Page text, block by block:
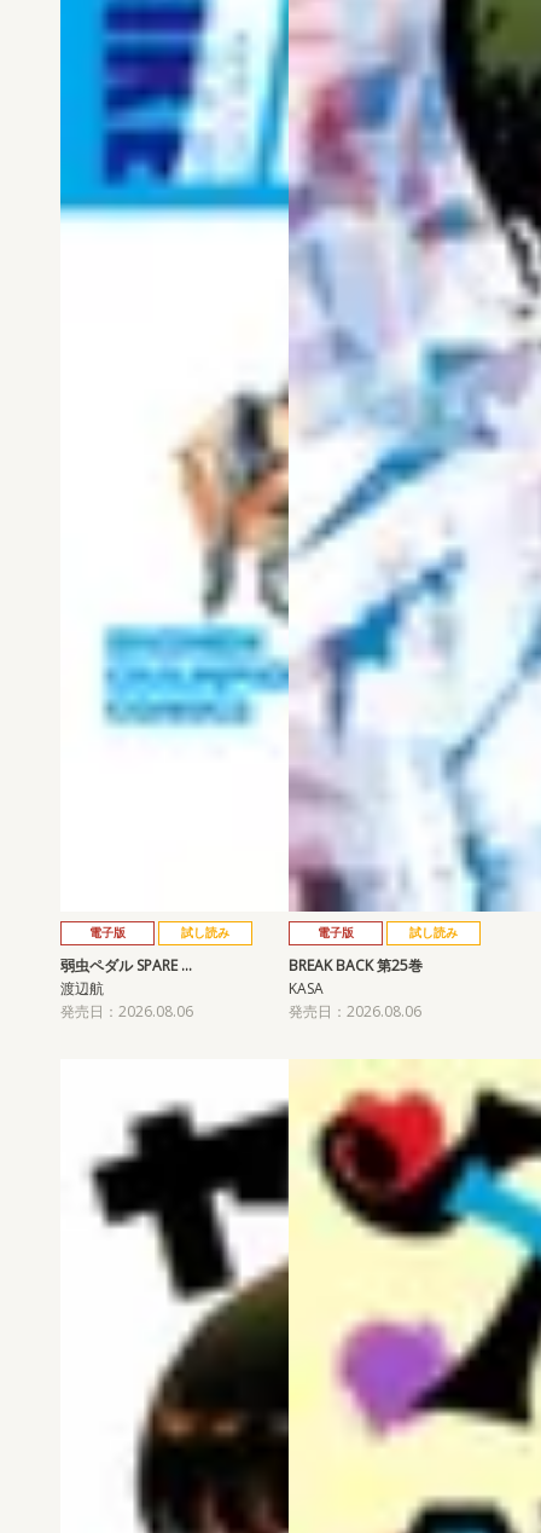
電子版 試し読み
弱虫ペダル SPARE …
渡辺航
発売日：2026.08.06
電子版 試し読み
BREAK BACK 第25巻
KASA
発売日：2026.08.06